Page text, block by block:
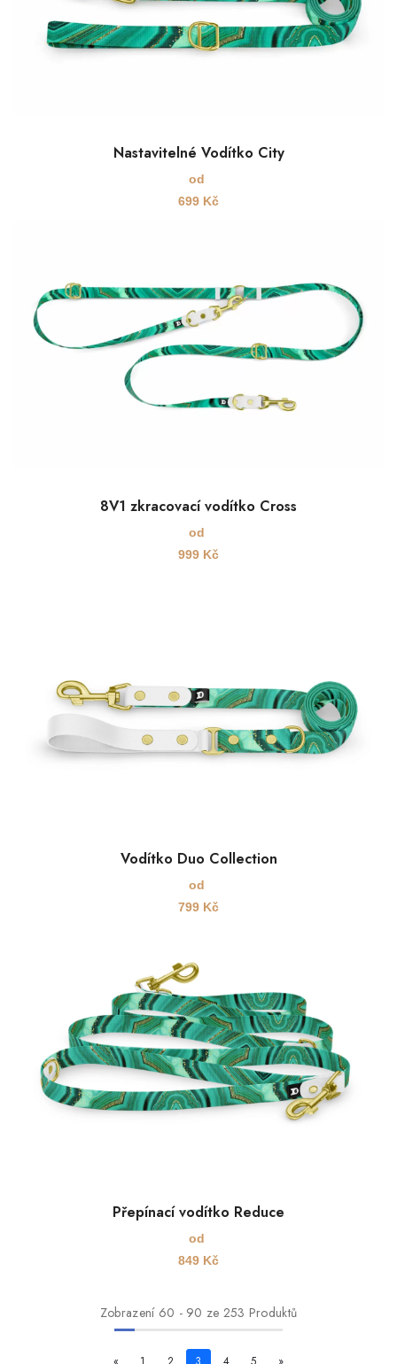
Nastavitelné Vodítko City
od
699 Kč
8V1 zkracovací vodítko Cross
od
999 Kč
Vodítko Duo Collection
od
799 Kč
Přepínací vodítko Reduce
od
849 Kč
Zobrazení 60 - 90 ze 253 Produktů